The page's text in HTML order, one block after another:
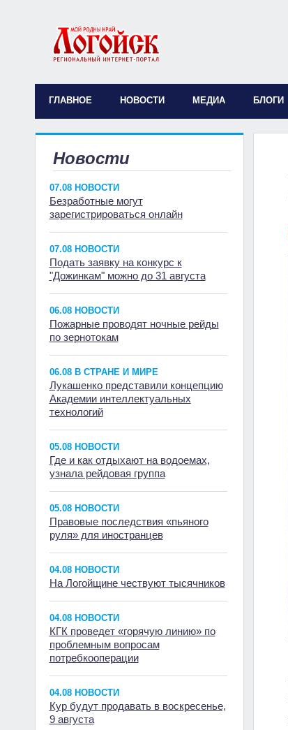
ГЛАВНОЕ НОВОСТИ МЕДИА БЛОГИ
Новости
07.08 НОВОСТИ
Безработные могут
зарегистрироваться онлайн
07.08 НОВОСТИ
Подать заявку на конкурс к
"Дожинкам" можно до 31 августа
06.08 НОВОСТИ
Пожарные проводят ночные рейды
по зернотокам
06.08 В СТРАНЕ И МИРЕ
Лукашенко представили концепцию
Академии интеллектуальных
технологий
05.08 НОВОСТИ
Где и как отдыхают на водоемах,
узнала рейдовая группа
05.08 НОВОСТИ
Правовые последствия «пьяного
руля» для иностранцев
04.08 НОВОСТИ
На Логойщине чествуют тысячников
04.08 НОВОСТИ
КГК проведет «горячую линию» по
проблемным вопросам
потребкооперации
04.08 НОВОСТИ
Кур будут продавать в воскресенье,
9 августа